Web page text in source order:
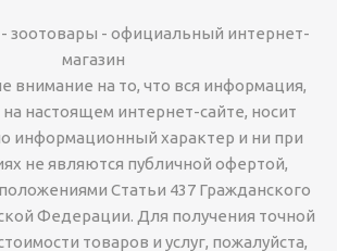
- зоотовары - официальный интернет-
магазин
на то, что вся информация,
настоящем интернет-сайте, носит
информационный характер и ни при
не являются публичной офертой,
Статьи 437 Гражданского
Федерации. Для получения точной
товаров и услуг, пожалуйста,